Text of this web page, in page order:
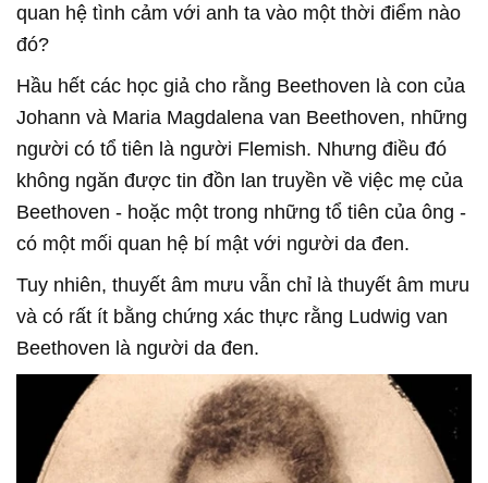
quan hệ tình cảm với anh ta vào một thời điểm nào
đó?
Hầu hết các học giả cho rằng Beethoven là con của
Johann và Maria Magdalena van Beethoven, những
người có tổ tiên là người Flemish. Nhưng điều đó
không ngăn được tin đồn lan truyền về việc mẹ của
Beethoven - hoặc một trong những tổ tiên của ông -
có một mối quan hệ bí mật với người da đen.
Tuy nhiên, thuyết âm mưu vẫn chỉ là thuyết âm mưu
và có rất ít bằng chứng xác thực rằng Ludwig van
Beethoven là người da đen.